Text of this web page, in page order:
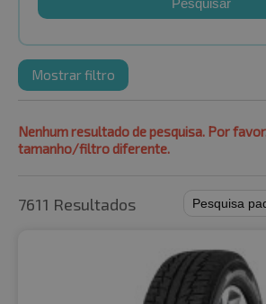
Pesquisar
Mostrar filtro
Nenhum resultado de pesquisa. Por
tamanho/filtro diferente.
7611 Resultados